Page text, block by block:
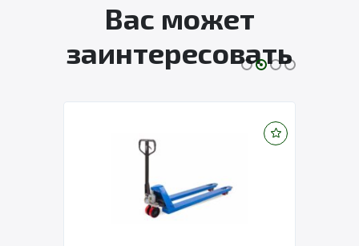
Вас может
заинтересовать